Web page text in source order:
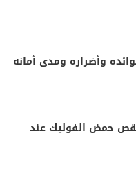
وأضراره ومدى أمانه
حمض الفوليك عند